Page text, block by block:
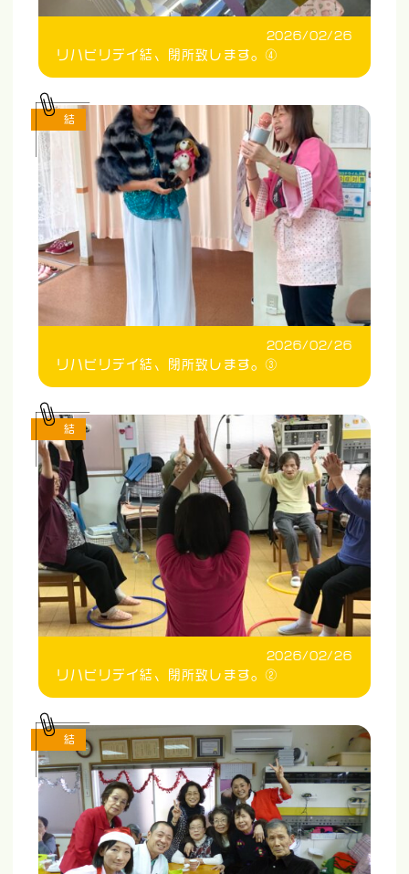
2026/02/26
リハビリデイ結、閉所致します。④
2026/02/26
リハビリデイ結、閉所致します。③
結
2026/02/26
リハビリデイ結、閉所致します。②
結
結